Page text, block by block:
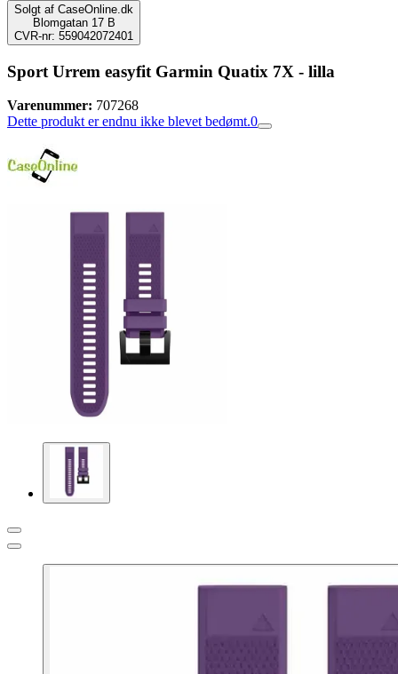
Solgt af CaseOnline.dk
Blomgatan 17 B
CVR-nr: 559042072401
Sport Urrem easyfit Garmin Quatix 7X - lilla
Varenummer: 707268
Dette produkt er endnu ikke blevet bedømt.0